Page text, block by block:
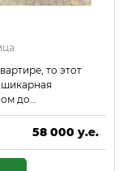
то этот
шикарная
до…
58 000 у.е.
2 494 000 ₴